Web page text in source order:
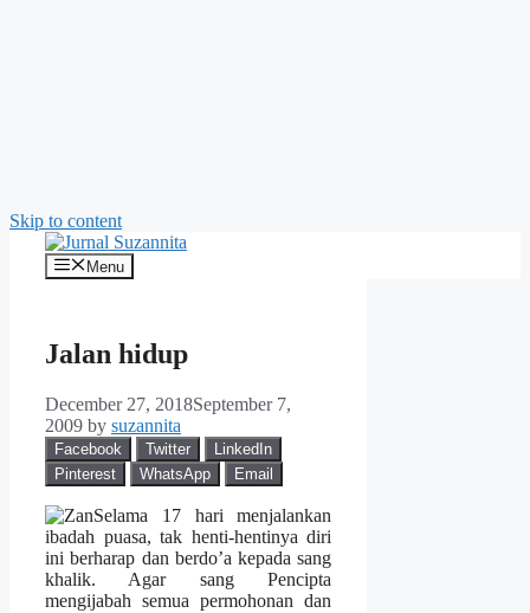
Skip to content
Menu
Jalan hidup
December 27, 2018September 7,
2009 by suzannita
Facebook Twitter
LinkedIn
Pinterest
WhatsApp Email
Selama 17 hari menjalankan
ibadah puasa, tak henti-hentinya diri
ini berharap dan berdo’a kepada sang
khalik. Agar sang Pencipta
mengijabah semua permohonan dan